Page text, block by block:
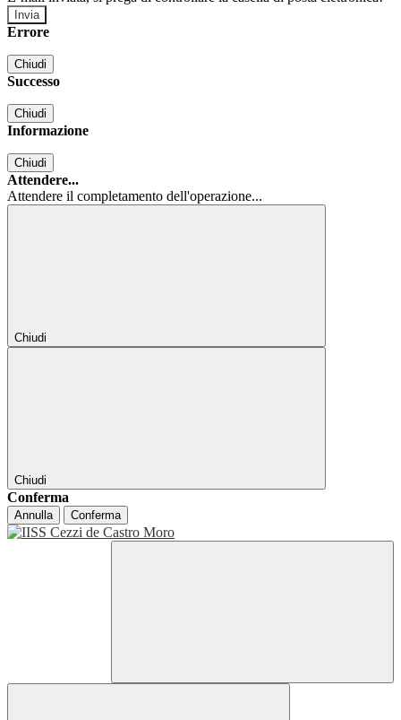
Errore
Chiudi
Successo
Chiudi
Informazione
Chiudi
Attendere...
Attendere il completamento dell'operazione...
Chiudi
Chiudi
Conferma
Annulla Conferma